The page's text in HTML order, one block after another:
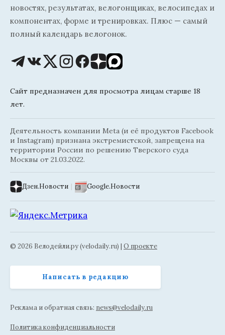
новостях, результатах, велогонщиках, велосипедах и
компонентах, форме и тренировках. Плюс — самый
полный календарь велогонок.
Сайт предназначен для просмотра лицам старше 18
лет.
Деятельность компании Meta (и её продуктов Facebook
и Instagram) признана экстремистской, запрещена на
территории России по решению Тверского суда
Москвы от 21.03.2022.
Дзен.Новости | Google.Новости
© 2026 Велодейли.ру (velodaily.ru) | О проекте
Написать в редакцию
Реклама и обратная связь: news@velodaily.ru
Политика конфиденциальности